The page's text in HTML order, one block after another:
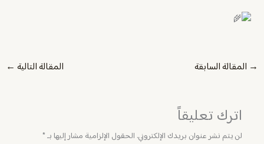
→ المقالة السابقة المقالة التالية ←
اترك تعليقاً
لن يتم نشر عنوان بريدك الإلكتروني. الحقول الإلزامية مشار إليها بـ*